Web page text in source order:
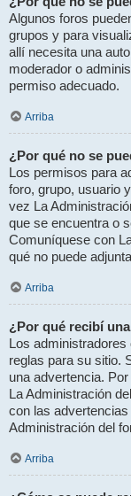
Algunos foros
grupos y para
allí necesita una
moderador o
permiso adecuado.
Arriba
¿Por qué no se
Los permisos para
foro, grupo, usuario
vez La
que se encuentra o
Comuníquese con
qué no puede
Arriba
¿Por qué recibí
Los
reglas para su sitio.
una advertencia.
La Administración
con las
Administración del
Arriba